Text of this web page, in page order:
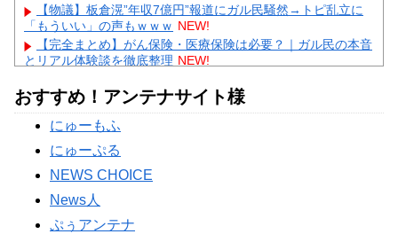
【物議】板倉滉”年収7億円”報道にガル民騒然→トピ乱立に
「もういい」の声もｗｗｗ NEW!
【完全まとめ】がん保険・医療保険は必要？｜ガル民の本音
とリアル体験談を徹底整理 NEW!
民「庄司は普通にイケメン」総ツッコミｗｗｗ
【物議】田中みな実、結婚&妊娠発表後初登場→10cmヒール
にガル民総ツッコミｗｗｗ
Powered by livedoor 相互RSS
おすすめ！アンテナサイト様
にゅーもふ
にゅーぷる
NEWS CHOICE
News人
ぷぅアンテナ